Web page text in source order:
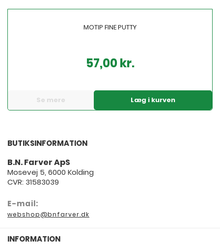
MOTIP FINE PUTTY
57,00 kr.
Se mere Læg i kurven
BUTIKSINFORMATION
B.N. Farver ApS
Mosevej 5, 6000 Kolding
CVR: 31583039
E-mail:
webshop@bnfarver.dk
INFORMATION